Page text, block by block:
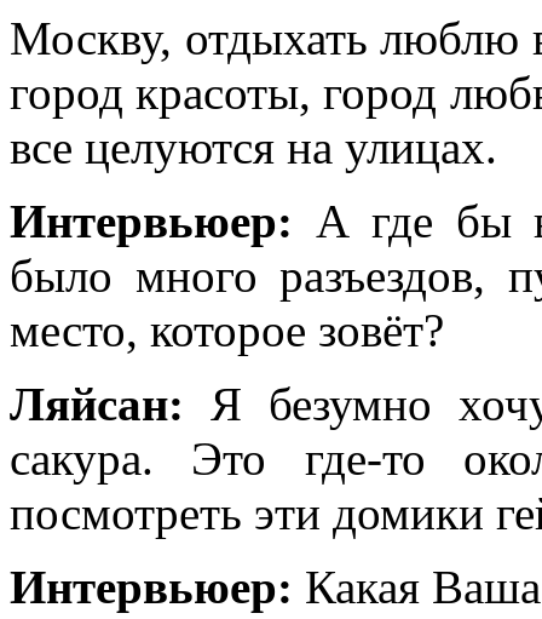
Москву, отдыхать люблю
город красоты, город
все целуются на улицах.
Интервьюер: А где бы
было много разъездов,
место, которое зовёт?
Ляйсан: Я безумно
сакура. Это где-то
посмотреть эти домики
Интервьюер: Какая Ваша